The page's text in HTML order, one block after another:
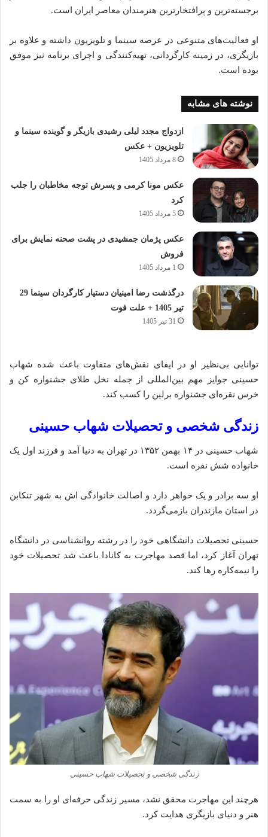
برجسته‌ترین و پرافتخارترین هنرمندان معاصر ایران است.
او فعالیت‌های متنوعی در عرصه سینما و تلویزیون داشته و علاوه بر
بازیگری، در زمینه کارگردانی، تهیه‌کنندگی و اجرای برنامه نیز موفق
بوده است.
نوشته های مشابه
ازدواج مجدد لیلی رشیدی بازیگر و گوینده سینما و
تلویزیون + عکس
8 مرداد 1405
عکس مونا کرمی و پسرش توجه مخاطبان را جلب
کرد
5 مرداد 1405
عکس پژمان جمشیدی در پشت صحنه نمایش برای
فروش
1 مرداد 1405
درگذشت رضا امینیان دستیار کارگردان سینما 29
تیر 1405 + علت فوت
31 تیر 1405
توانایی بی‌نظیر او در ایفای نقش‌های متفاوت باعث شده شهاب
حسینی جوایز مهم بین‌المللی از جمله نخل طلای جشنواره کن و
خرس نقره‌ای جشنواره برلین را کسب کند.
زندگی شخصی و تحصیلات شهاب حسینی
شهاب حسینی در ۱۴ بهمن ۱۳۵۲ در تهران به دنیا آمد و فرزند اول یک
خانواده شش نفره است.
او سه برادر و یک خواهر دارد و اصالت خانوادگی‌ اش به شهر تنکابن
در استان مازندران بازمی‌گردد.
حسینی تحصیلات دانشگاهی خود را در رشته روانشناسی در دانشگاه
تهران آغاز کرد، اما قصد مهاجرت به کانادا باعث شد تحصیلات خود
را نیمه‌کاره رها کند.
زندگی شخصی و تحصیلات شهاب حسینی
هرچند این مهاجرت محقق نشد، مسیر زندگی حرفه‌ای او را به سمت
هنر و دنیای بازیگری هدایت کرد.